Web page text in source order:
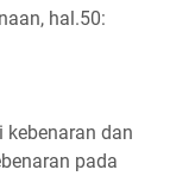
hal.50:
dan
pada